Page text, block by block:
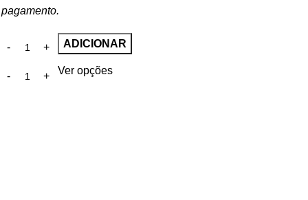
pagamento.
ADICIONAR
Ver opções